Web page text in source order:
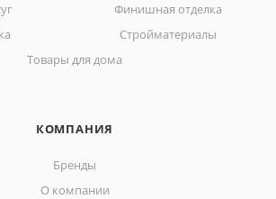
Финишная отделка
Стройматериалы
Товары для дома
КОМПАНИЯ
Бренды
О компании